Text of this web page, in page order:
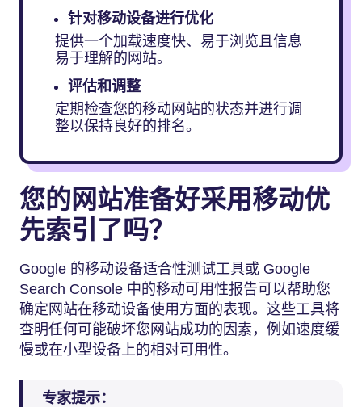
针对移动设备进行优化
提供一个加载速度快、易于浏览且信息
易于理解的网站。
评估和调整
定期检查您的移动网站的状态并进行调
整以保持良好的排名。
您的网站准备好采用移动优
先索引了吗？
Google 的移动设备适合性测试工具或 Google
Search Console 中的移动可用性报告可以帮助您
确定网站在移动设备使用方面的表现。这些工具将
查明任何可能破坏您网站成功的因素，例如速度缓
慢或在小型设备上的相对可用性。
专家提示：